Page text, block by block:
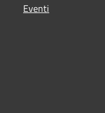
Eventi